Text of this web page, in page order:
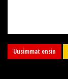
Uusimmat ensin